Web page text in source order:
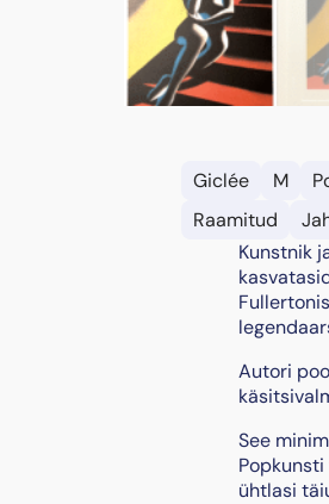
Giclée M
Raamitud
Kunstnik
Autori
See
ühtlasi